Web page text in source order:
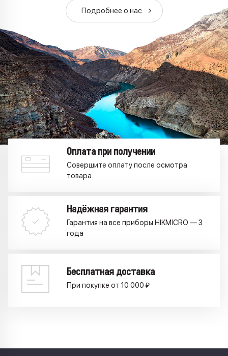
Подробнее о наc
Оплата при получении
Совершите оплату после осмотра
товара
Надёжная гарантия
Гарантия на все приборы HIKMICRO — 3
года
Бесплатная доставка
При покупке от 10 000 ₽